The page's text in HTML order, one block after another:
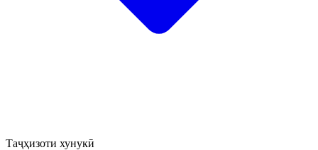
Таҷҳизоти хунукӣ